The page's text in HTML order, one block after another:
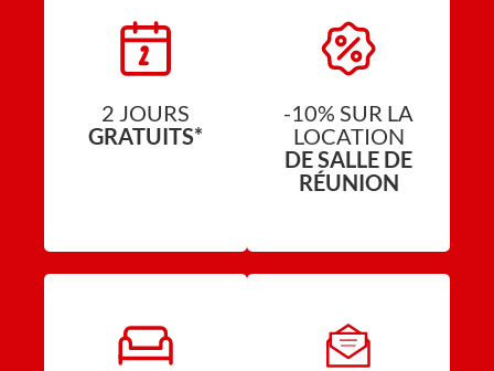
2 JOURS
GRATUITS*
-10% SUR LA
LOCATION
DE SALLE DE
RÉUNION